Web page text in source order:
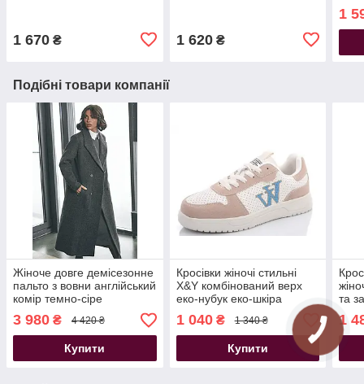
1 670 ₴ 1 620₴
1
Подібні товари компанії
Жіноче довге демісезонне
пальто з вовни англійський
комір темно-сіре
3 980 ₴ 4 420 ₴
Купити
Кросівки жіночі стильні
X&Y комбінований верх
еко-нубук еко-шкіра
перфорація беж з білим
1 040₴ 1 340 ₴
Купити
та
1